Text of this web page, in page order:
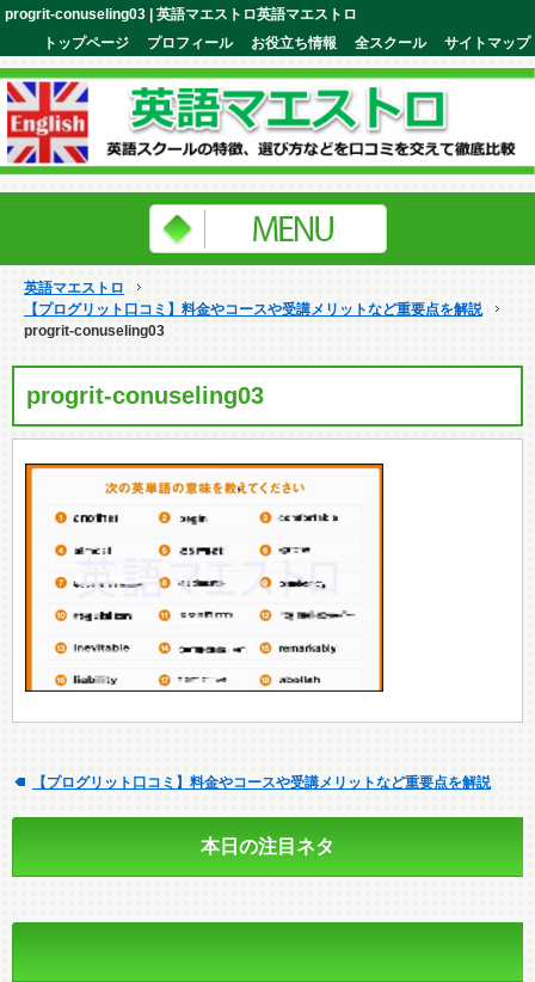
progrit-conuseling03 | 英語マエストロ英語マエストロ
サイトマップ
全スクール
お役立ち情報
プロフィール
トップページ
英語マエストロ
【プログリット口コミ】料金やコースや受講メリットなど重要点を解説
progrit-conuseling03
progrit-conuseling03
【プログリット口コミ】料金やコースや受講メリットなど重要点を解説
本日の注目ネタ